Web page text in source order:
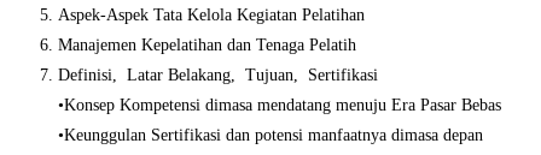
Aspek-Aspek Tata Kelola Kegiatan Pelatihan
Manajemen Kepelatihan dan Tenaga Pelatih
Definisi, Latar Belakang, Tujuan, Sertifikasi
•Konsep Kompetensi dimasa mendatang menuju Era Pasar Bebas
•Keunggulan Sertifikasi dan potensi manfaatnya dimasa depan